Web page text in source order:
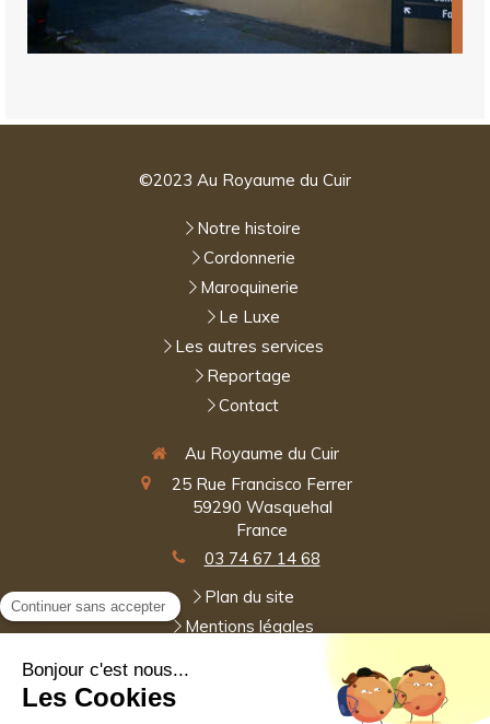
©2023 Au Royaume du Cuir
Notre histoire
Cordonnerie
Maroquinerie
Le Luxe
Les autres services
Reportage
Contact
Au Royaume du Cuir
25 Rue Francisco Ferrer
59290 Wasquehal
France
03 74 67 14 68
Plan du site
Mentions légales
Le Luxe, la maroquinerie, la Cordonnerie.
Contacter Au Royaume du Cuir